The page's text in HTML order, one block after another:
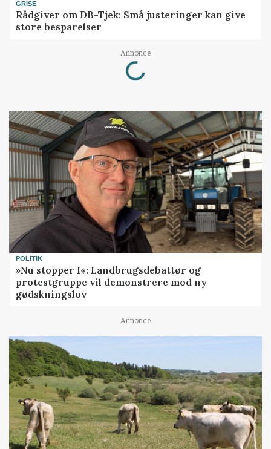
GRISE
Rådgiver om DB-Tjek: Små justeringer kan give
store besparelser
Annonce
Loading...
POLITIK
»Nu stopper I«: Landbrugsdebattør og
protestgruppe vil demonstrere mod ny
gødskningslov
Annonce